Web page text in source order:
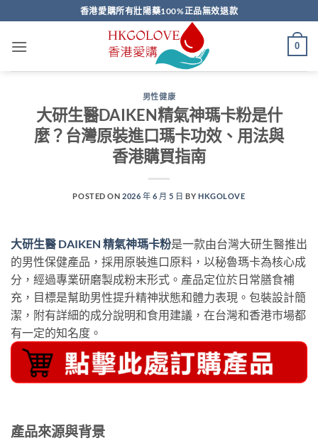
to
content
香港愛購所有壯陽藥100%正品無效退款
0
男性健康
大研生醫DAIKEN精氣神瑪卡粉是什
麼？台灣原裝進口瑪卡功效、用法與
香港購買指南
POSTED ON2026 年 6 月 5 日 BYHKGOLOVE
大研生醫 DAIKEN 精氣神瑪卡粉是一款由台灣大研生醫推出
的男性保健產品，採用原裝進口原料，以秘魯瑪卡為核心成
分，經過專業研磨製成粉末形式。產品定位於日常膳食補
充，目標是幫助男性提升精神狀態和體力表現。包裝設計簡
潔，附有詳細的成分說明和食用建議，在台灣和香港市場都
有一定的知名度。
產品來源與背景